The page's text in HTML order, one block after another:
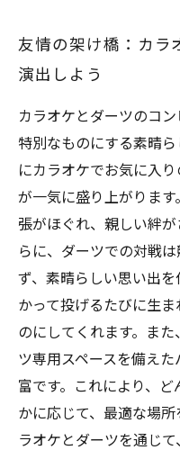
盛り上がる秘訣
多様化するバーシ
ツ専用スペースの魅
友情の架け橋：カラ
演出しよう
カラオケとダーツのコ
特別なものにする素晴
にカラオケでお気に入
が一気に盛り上がりま
張がほぐれ、親しい絆
らに、ダーツでの対戦
ず、素晴らしい思い出
かって投げるたびに生
のにしてくれます。ま
ツ専用スペースを備え
富です。これにより、
かに応じて、最適な場
ラオケとダーツを通じ